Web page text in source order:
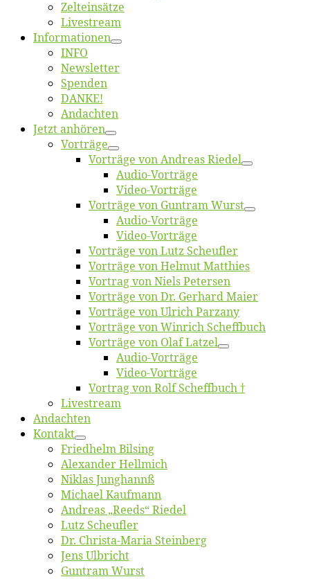
Zelt­ein­sät­ze
Live­stream
Informatio­nen
INFO
News­let­ter
Spen­den
DANKE!
An­dach­ten
Jetzt an­hö­ren
Vor­trä­ge
Vor­trä­ge von An­dre­as Riedel
Au­dio-Vor­trä­ge
Vi­deo-Vor­trä­ge
Vor­trä­ge von Gun­tram Wurst
Au­dio-Vor­trä­ge
Vi­deo-Vor­trä­ge
Vor­trä­ge von Lutz Scheufler
Vor­trä­ge von Hel­mut Matthies
Vor­trag von Niels Petersen
Vor­trä­ge von Dr. Ger­hard Maier
Vor­trä­ge von Ul­rich Parzany
Vor­trä­ge von Win­rich Scheffbuch
Vor­trä­ge von Olaf Latzel
Au­dio-Vor­trä­ge
Vi­deo-Vor­trä­ge
Vor­trag von Rolf Scheffbuch †
Live­stream
An­dach­ten
Kon­takt
Fried­helm Bilsing
Alex­an­der Hellmich
Ni­klas Junghannß
Mi­cha­el Kaufmann
An­dre­as „Reeds“ Riedel
Lutz Scheuf­ler
Dr. Chris­­ta-Ma­ria Steinberg
Jens Ulb­richt
Gun­tram Wurst